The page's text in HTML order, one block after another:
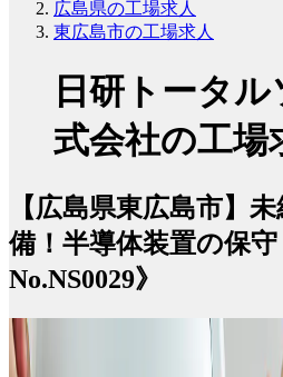
広島県の工場求人
東広島市の工場求人
日研トータ
式会社の工場
【広島県東広島市】
備！半導体装置の保
No.NS0029》